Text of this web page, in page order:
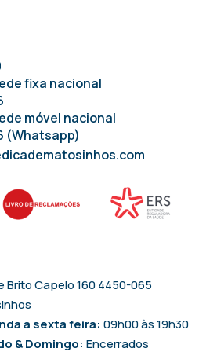
fixa nacional
móvel nacional
(Whatsapp)
Brito Capelo 160 4450-065
a sexta feira: 09h00 às 19h30
& Domingo: Encerrados